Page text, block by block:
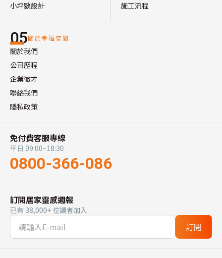
小坪數設計
施工流程
05關於幸福空間
關於我們
公司歷程
企業徵才
聯絡我們
隱私政策
免付費客服專線
平日 09:00~18:30
0800-366-086
訂閱居家靈感週報
已有 38,000+ 位讀者加入
訂閱